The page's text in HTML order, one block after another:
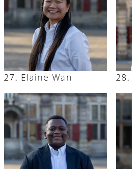
Elaine Wan